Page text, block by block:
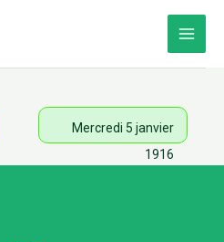
Mercredi 5 janvier
1916